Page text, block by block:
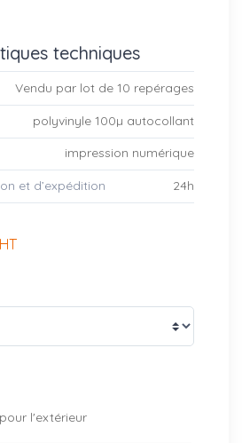
techniques
Vendu par lot de 10 repérages
polyvinyle 100µ autocollant
impression numérique
et d’expédition 24h
HT
l'extérieur